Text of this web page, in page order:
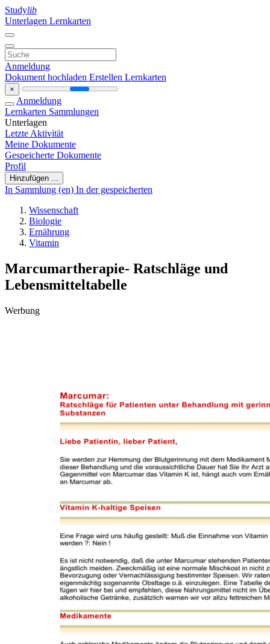
Studylib
Unterlagen Lernkarten
Anmeldung
Dokument hochladen Erstellen Lernkarten
×
Anmeldung
Lernkarten Sammlungen
Unterlagen
Letzte Aktivität
Meine Dokumente
Gespeicherte Dokumente
Profil
Hinzufügen ...
In Sammlung (en) In der gespeicherten
Wissenschaft
Biologie
Ernährung
Vitamin
Marcumartherapie- Ratschläge und
Lebensmitteltabelle
Werbung